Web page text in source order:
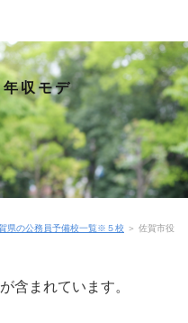
収モデ
県の公務員予備校一覧※５校 ＞ 佐賀市役
含まれています。